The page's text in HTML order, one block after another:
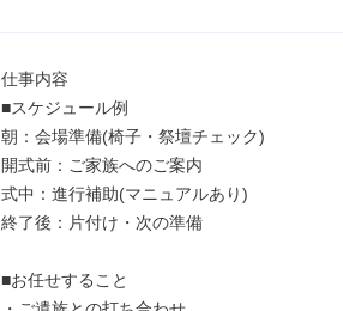
仕事内容
■スケジュール例
朝：会場準備(椅子・祭壇チェック)
開式前：ご家族へのご案内
式中：進行補助(マニュアルあり)
終了後：片付け・次の準備
■お任せすること